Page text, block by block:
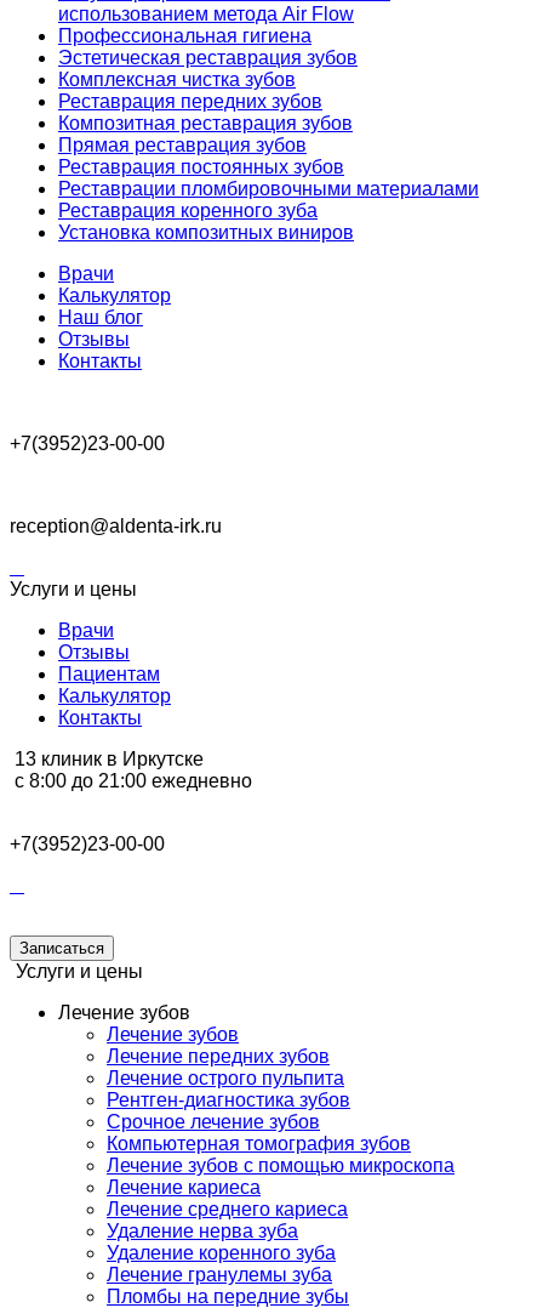
использованием метода Air Flow
Профессиональная гигиена
Эстетическая реставрация зубов
Комплексная чистка зубов
Реставрация передних зубов
Композитная реставрация зубов
Прямая реставрация зубов
Реставрация постоянных зубов
Реставрации пломбировочными материалами
Реставрация коренного зуба
Установка композитных виниров
Врачи
Калькулятор
Наш блог
Отзывы
Контакты
+7(3952)23-00-00
reception@aldenta-irk.ru
Услуги и цены
Врачи
Отзывы
Пациентам
Калькулятор
Контакты
13 клиник в Иркутске
с 8:00 до 21:00 ежедневно
+7(3952)23-00-00
Записаться
Услуги и цены
Лечение зубов
Лечение зубов
Лечение передних зубов
Лечение острого пульпита
Рентген-диагностика зубов
Срочное лечение зубов
Компьютерная томография зубов
Лечение зубов с помощью микроскопа
Лечение кариеса
Лечение среднего кариеса
Удаление нерва зуба
Удаление коренного зуба
Лечение гранулемы зуба
Пломбы на передние зубы